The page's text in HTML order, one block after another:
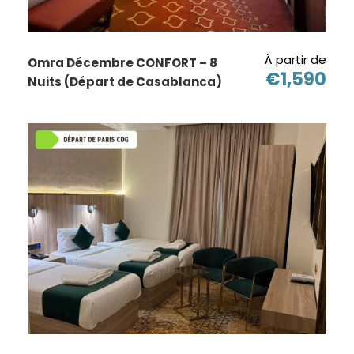
Cours sur la Omra
Makkah
Omra Décembre CONFORT – 8
Nuits (Départ de Casablanca)
À partir de
€1,590